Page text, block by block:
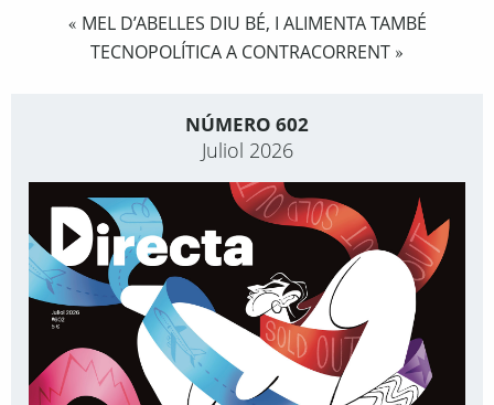
« MEL D’ABELLES DIU BÉ, I ALIMENTA TAMBÉ
TECNOPOLÍTICA A CONTRACORRENT »
NÚMERO 602
Juliol 2026